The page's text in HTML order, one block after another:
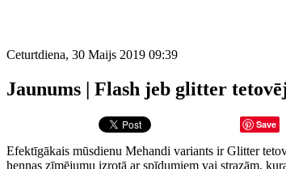
Ceturtdiena, 30 Maijs 2019 09:39
Jaunums | Flash jeb glitter
Save
Efektīgākais mūsdienu Mehandi variants ir Glitter
hennas zīmējumu izrotā ar spīdumiem vai strazām,